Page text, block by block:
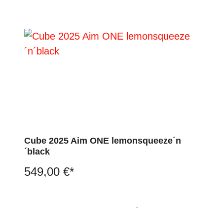
Cube 2025 Aim ONE lemonsqueeze´n
´black
549,00 €*